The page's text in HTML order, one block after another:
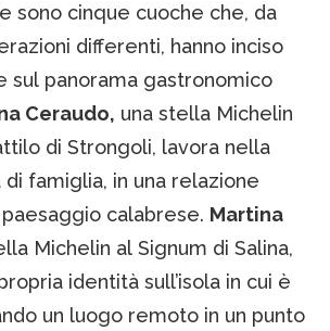
sono cinque cuoche che, da
differenti, hanno inciso
sul panorama gastronomico
Ceraudo, una stella Michelin
di Strongoli, lavora nella
famiglia, in una relazione
calabrese. Martina
Michelin al Signum di Salina,
identità sull’isola in cui è
un luogo remoto in un punto